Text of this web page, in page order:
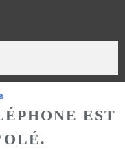
EST